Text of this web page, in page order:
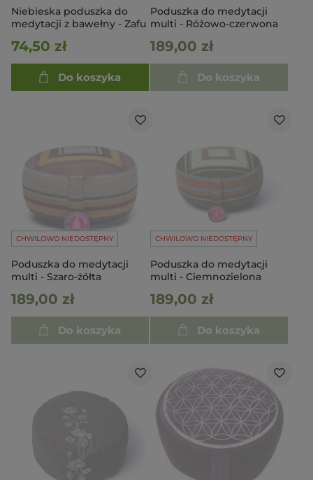
Niebieska poduszka do
medytacji z bawełny - Zafu
74,50 zł
Do koszyka
Poduszka do medytacji
multi - Różowo-czerwona
189,00 zł
Do koszyka
CHWILOWO NIEDOSTĘPNY
Poduszka do medytacji
multi - Szaro-żółta
189,00 zł
Do koszyka
CHWILOWO NIEDOSTĘPNY
Poduszka do medytacji
multi - Ciemnozielona
189,00 zł
Do koszyka